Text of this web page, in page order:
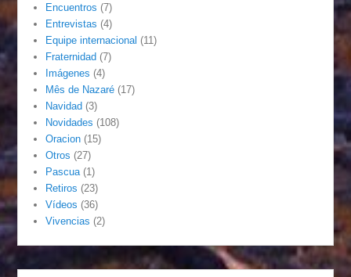
Encuentros (7)
Entrevistas (4)
Equipe internacional (11)
Fraternidad (7)
Imágenes (4)
Mês de Nazaré (17)
Navidad (3)
Novidades (108)
Oracion (15)
Otros (27)
Pascua (1)
Retiros (23)
Vídeos (36)
Vivencias (2)